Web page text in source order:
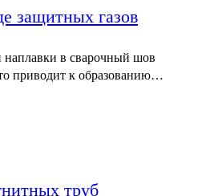
защитных газов
в сварочный шов
приводит к образованию…
труб